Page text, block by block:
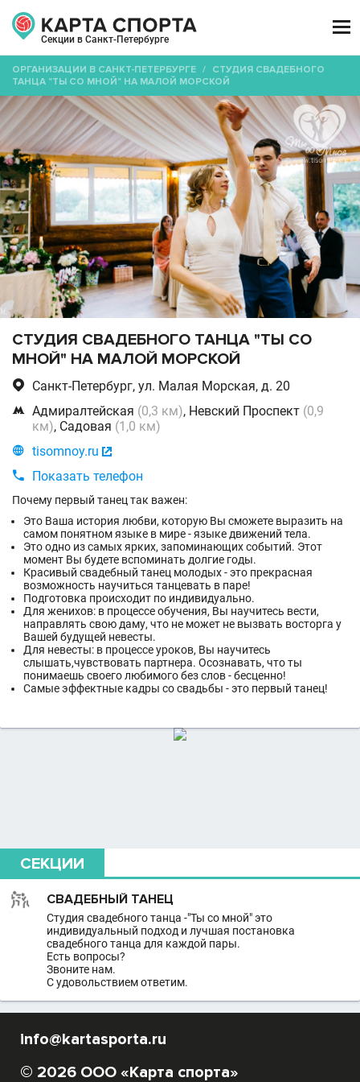
Секции в Санкт-Петербурге

ОРГАНИЗАЦИИ В САНКТ-ПЕТЕРБУРГЕ / СТУДИЯ СВАДЕБНОГО
ТАНЦА "ТЫ СО МНОЙ" НА МАЛОЙ МОРСКОЙ
СТУДИЯ СВАДЕБНОГО ТАНЦА "ТЫ СО
МНОЙ" НА МАЛОЙ МОРСКОЙ
 Санкт-Петербург, ул. Малая Морская, д. 20
 Адмиралтейская (0,3 км), Невский Проспект (0,9
км), Садовая (1,0 км)
 tisomnoy.ru 

Показать телефон
Почему первый танец так важен:
Это Ваша история любви, которую Вы сможете выразить на
самом понятном языке в мире - языке движений тела.
Это одно из самых ярких, запоминающих событий. Этот
момент Вы будете вспоминать долгие годы.
Красивый свадебный танец молодых - это прекрасная
возможность научиться танцевать в паре!
Подготовка происходит по индивидуально.
Для женихов: в процессе обучения, Вы научитесь вести,
направлять свою даму, что не может не вызвать восторга у
Вашей будущей невесты.
Для невесты: в процессе уроков, Вы научитесь
слышать,чувствовать партнера. Осознавать, что ты
понимаешь своего любимого без слов - бесценно!
Самые эффектные кадры со свадьбы - это первый танец!
СЕКЦИИ
СВАДЕБНЫЙ ТАНЕЦ
Студия свадебного танца -"Ты со мной" это
индивидуальный подход и лучшая постановка
свадебного танца для каждой пары.
Есть вопросы?
Звоните нам.
С удовольствием ответим.
info@kartasporta.ru
© 2026 ООО «Карта спорта»